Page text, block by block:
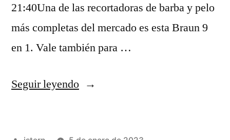
21:40Una de las recortadoras de barba y pelo
más completas del mercado es esta Braun 9
en 1. Vale también para …
Seguir leyendo«equipaje